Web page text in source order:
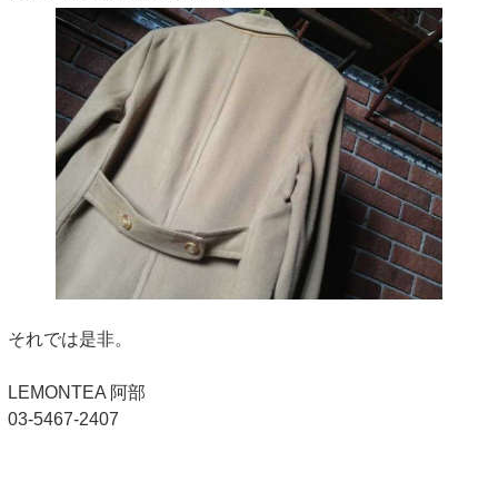
それでは是非。
LEMONTEA 阿部
03-5467-2407